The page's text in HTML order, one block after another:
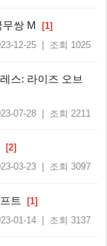
쌍 M [1]
12-25 | 조회 1025
스: 라이즈 오브
07-28 | 조회 2211
[2]
03-23 | 조회 3097
트 [1]
01-14 | 조회 3137